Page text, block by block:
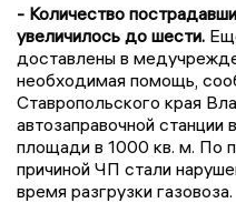
- Количество
увеличилось до шести.
доставлены в
необходимая помощь,
Ставропольского края
автозаправочной станции
площади в 1000 кв. м. По
причиной ЧП стали
время разгрузки газовоза.